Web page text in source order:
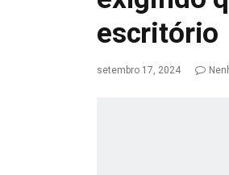
escritório
setembro 17, 2024